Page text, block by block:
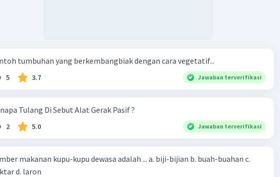
tumbuhan yang berkembangbiak dengan cara vegetatif...
5 3.7 Jawaban terverifikasi
Tulang Di Sebut Alat Gerak Pasif ?
2 5.0 Jawaban terverifikasi
makanan kupu-kupu dewasa adalah ... a. biji-bijian b. buah-buahan c.
d. laron